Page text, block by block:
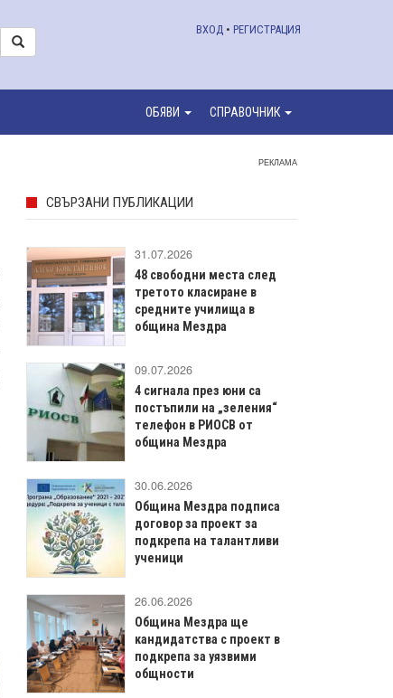
ВХОД • РЕГИСТРАЦИЯ
ОБЯВИ СПРАВОЧНИК
РЕКЛАМА
СВЪРЗАНИ ПУБЛИКАЦИИ
31.07.2026
48 свободни места след
третото класиране в
средните училища в
община Мездра
09.07.2026
4 сигнала през юни са
постъпили на „зеления“
телефон в РИОСВ от
община Мездра
30.06.2026
Община Мездра подписа
договор за проект за
подкрепа на талантливи
ученици
26.06.2026
Община Мездра ще
кандидатства с проект в
подкрепа за уязвими
общности